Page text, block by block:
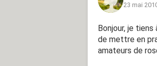
23 mai
Bonjour, je
de mettre en
amateurs de